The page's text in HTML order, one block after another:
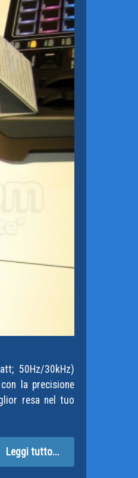
50Hz/30kHz)
la precisione
resa nel tuo
Leggi tutto...